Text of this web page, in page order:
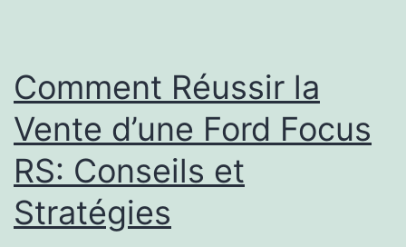
Comment Réussir la
Vente d’une Ford Focus
RS: Conseils et
Stratégies